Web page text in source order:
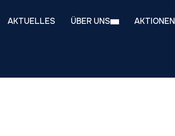
AKTUELLES ÜBER UNS AKTIONEN